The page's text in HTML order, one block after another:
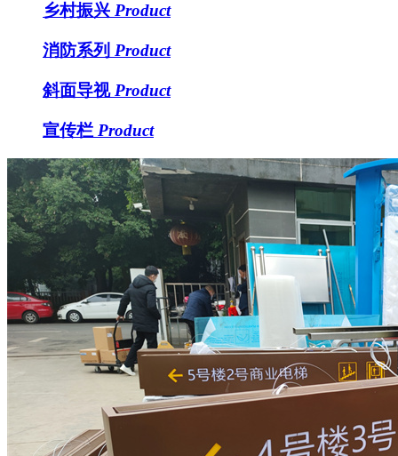
乡村振兴 Product
消防系列 Product
斜面导视 Product
宣传栏 Product